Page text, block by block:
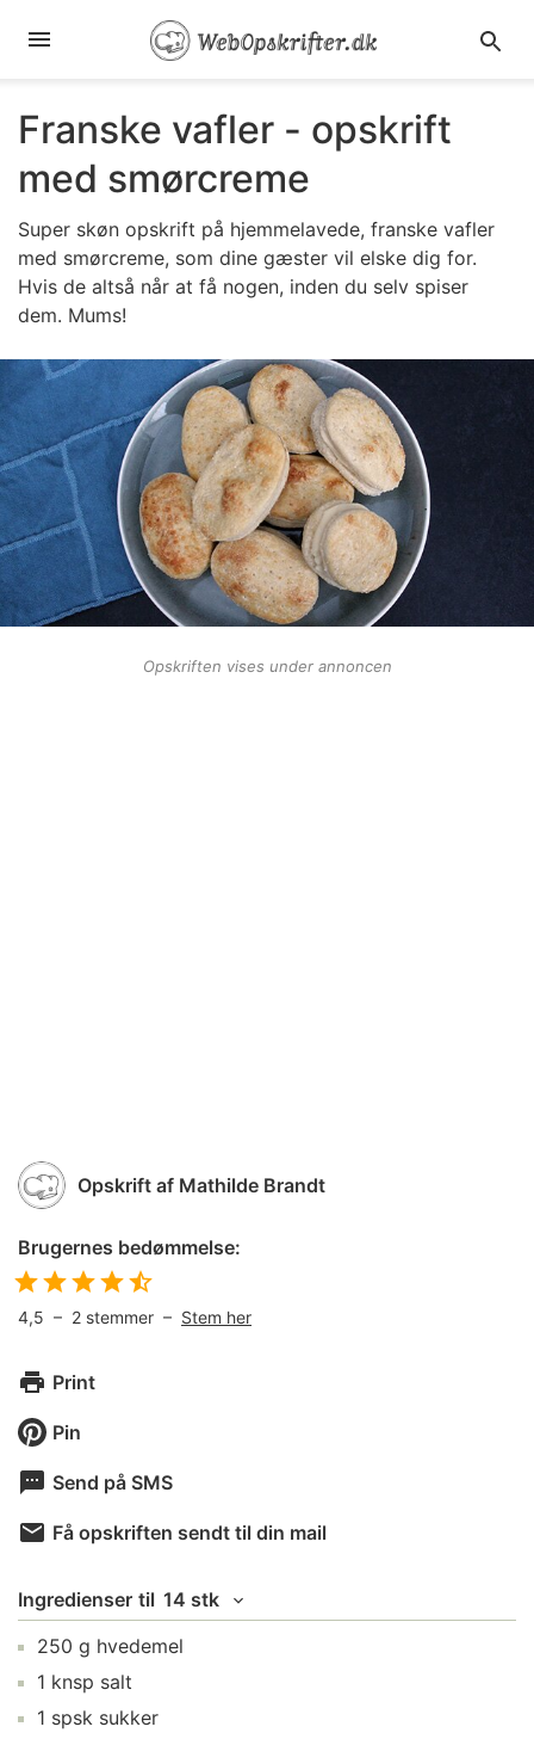
Franske vafler - opskrift
med smørcreme
Super skøn opskrift på hjemmelavede, franske vafler
med smørcreme, som dine gæster vil elske dig for.
Hvis de altså når at få nogen, inden du selv spiser
dem. Mums!
Opskriften vises under annoncen
Opskrift af Mathilde Brandt
Brugernes bedømmelse:
4,5 – 2 stemmer – Stem her
Print
Pin
Send på SMS
Få opskriften sendt til din mail
Ingredienser til 14 stk
250 g hvedemel
1 knsp salt
1 spsk sukker